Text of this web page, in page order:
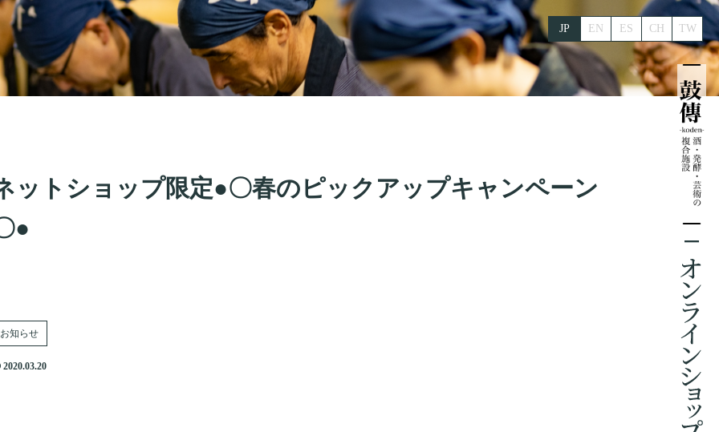
EN ES
JP CH TW
ットショップ限定●〇春のピックアップキャンペーン
●
お知らせ
2020.03.20